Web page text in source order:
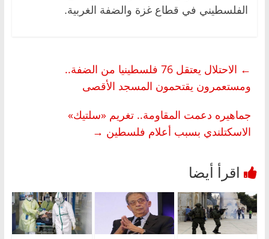
الفلسطيني في قطاع غزة والضفة الغربية.
←
الاحتلال يعتقل 76 فلسطينيا من الضفة..
ومستعمرون يقتحمون المسجد الأقصى
جماهيره دعمت المقاومة.. تغريم «سلتيك»
الاسكتلندي بسبب أعلام فلسطين →